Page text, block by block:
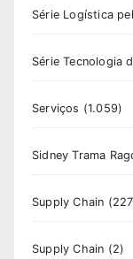
Série Logística
Série Tecnologia
Serviços (1.059)
Sidney Trama
Supply Chain
Supply Chain (2)